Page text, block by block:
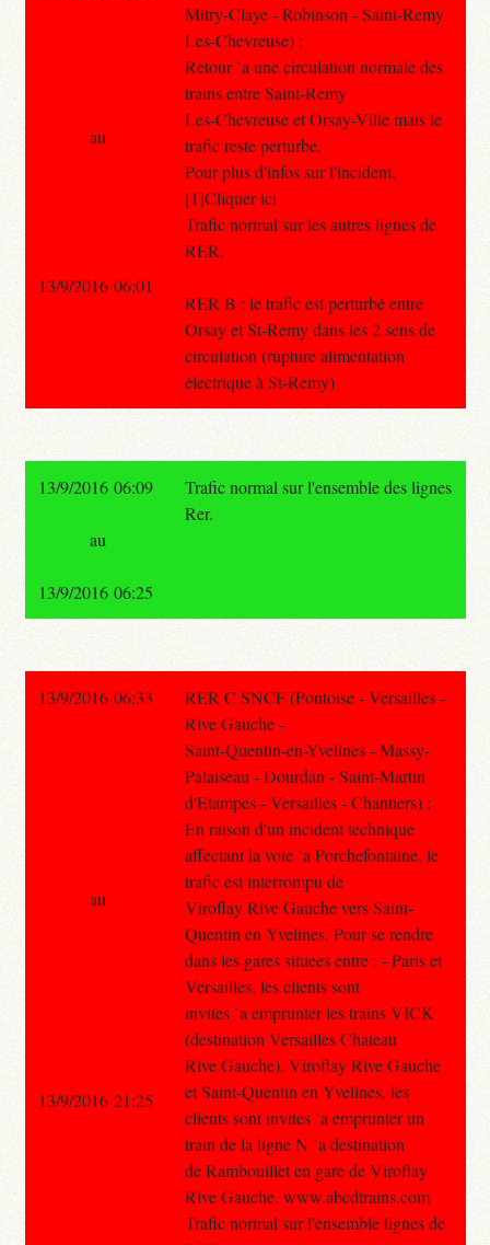
Mitry-Claye - Robinson - Saint-Remy
Les-Chevreuse) :
Retour `a une circulation normale des
trains entre Saint-Remy
Les-Chevreuse et Orsay-Ville mais le
trafic reste perturbe.
Pour plus d'infos sur l'incident,
[1]Cliquer ici
Trafic normal sur les autres lignes de
RER.
RER B : le trafic est perturbé entre
Orsay et St-Remy dans les 2 sens de
circulation (rupture alimentation
électrique à St-Remy)
au
13/9/2016 06:01
13/9/2016 06:09
Trafic normal sur l'ensemble des lignes
Rer.
au
13/9/2016 06:25
13/9/2016 06:33
RER C SNCF (Pontoise - Versailles -
Rive Gauche -
Saint-Quentin-en-Yvelines - Massy-
Palaiseau - Dourdan - Saint-Martin
d'Etampes - Versailles - Chantiers) :
En raison d'un incident technique
affectant la voie `a Porchefontaine, le
trafic est interrompu de
Viroflay Rive Gauche vers Saint-
Quentin en Yvelines. Pour se rendre
dans les gares situees entre : - Paris et
Versailles, les clients sont
invites `a emprunter les trains VICK
(destination Versailles Chateau
Rive Gauche). Viroflay Rive Gauche
et Saint-Quentin en Yvelines, les
clients sont invites `a emprunter un
train de la ligne N `a destination
de Rambouillet en gare de Viroflay
Rive Gauche. www.abcdtrains.com
Trafic normal sur l'ensemble lignes de
au
13/9/2016 21:25